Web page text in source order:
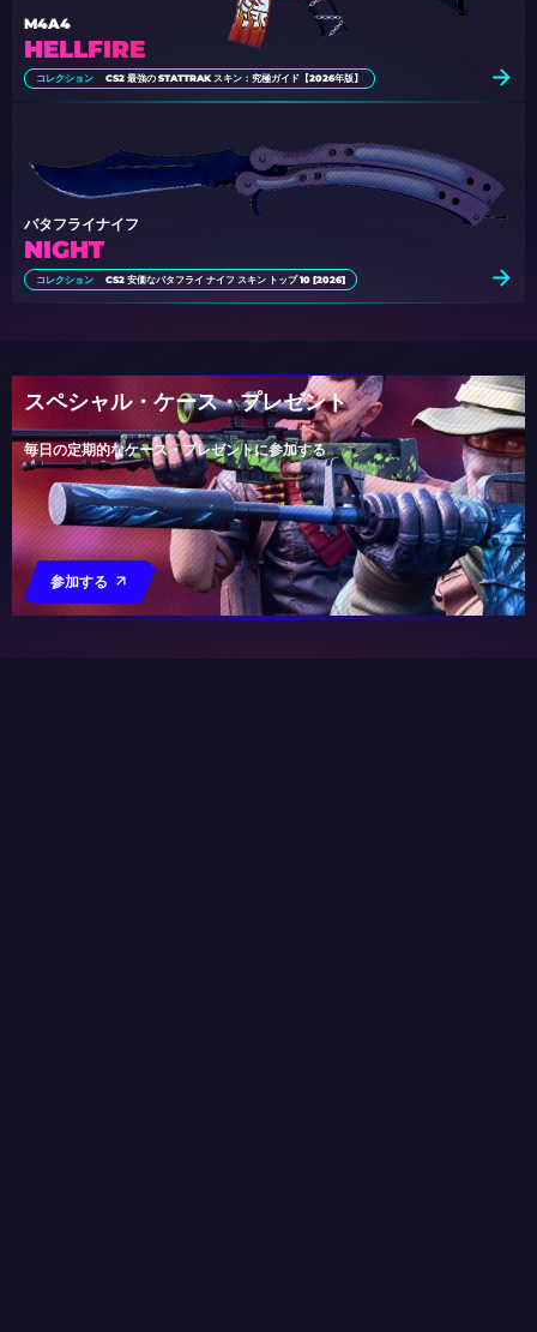
HELLFIRE
M4A4
コレクション CS2 最強の STATTRAK スキン：究極ガイド【2026年版】
NIGHT
バタフライナイフ
コレクション CS2 安価なバタフライ ナイフ スキン トップ 10 [2026]
スペシャル・ケース・プレゼント
毎日の定期的なケース・プレゼントに参加する
参加する